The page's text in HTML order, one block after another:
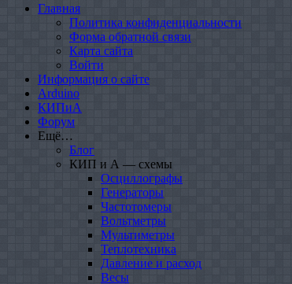
Главная
Политика конфиденциальности
Форма обратной связи
Карта сайта
Войти
Информация о сайте
Arduino
КИПиА
Форум
Ещё…
Блог
КИП и А — схемы
Осциллографы
Генераторы
Частотомеры
Вольтметры
Мультиметры
Теплотехника
Давление и расход
Весы